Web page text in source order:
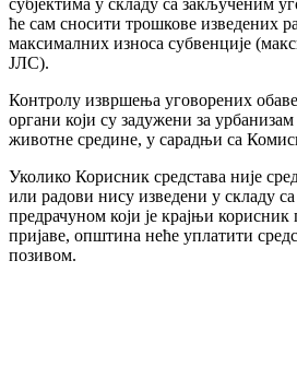
ће сам сносити трошкове изведених
максималних износа субвенције
ЈЛС).
Контролу извршења уговорених
органи који су задужени за
животне средине, у сарадњи са
Уколико Корисник средстава није
или радови нису изведени у складу
предрачуном који је крајњи
пријаве, општина неће уплатити
позивом.